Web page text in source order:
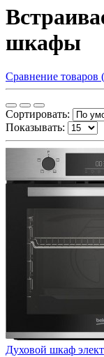
шкафы
Сравнение товаров
Сортировать:
Показывать:
Духовой шкаф